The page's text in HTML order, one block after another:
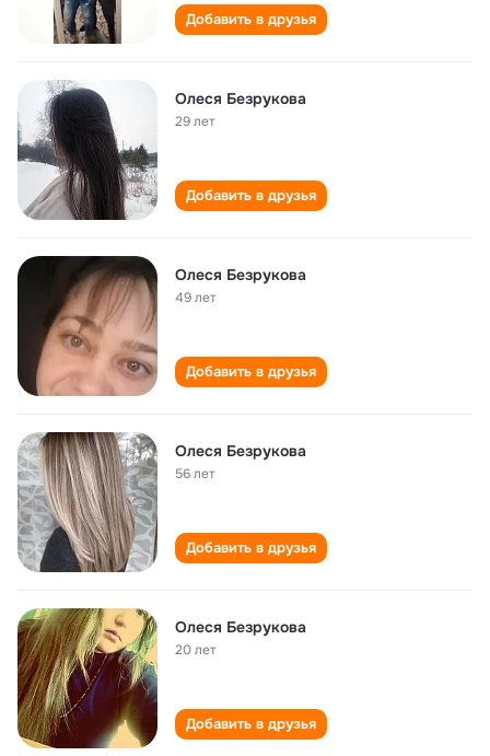
Добавить в друзья
Олеся Безрукова
29 лет
Добавить в друзья
Олеся Безрукова
49 лет
Добавить в друзья
Олеся Безрукова
56 лет
Добавить в друзья
Олеся Безрукова
20 лет
Добавить в друзья